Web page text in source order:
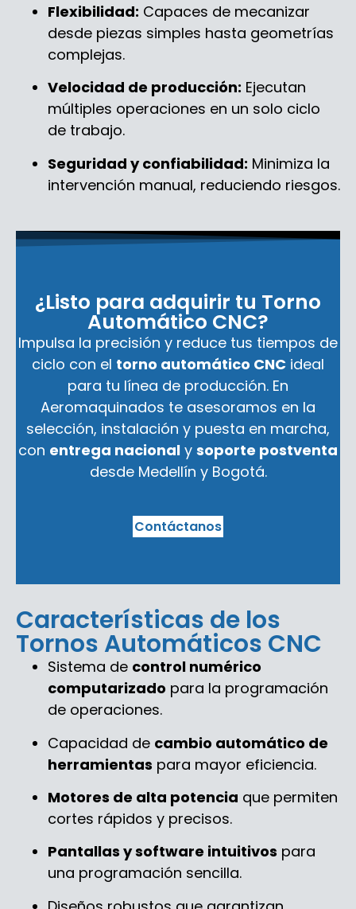
Flexibilidad: Capaces de mecanizar
desde piezas simples hasta geometrías
complejas.
Velocidad de producción: Ejecutan
múltiples operaciones en un solo ciclo
de trabajo.
Seguridad y confiabilidad: Minimiza la
intervención manual, reduciendo riesgos.
¿Listo para adquirir tu Torno
Automático CNC?
Impulsa la precisión y reduce tus tiempos de
ciclo con el torno automático CNC ideal
para tu línea de producción. En
Aeromaquinados te asesoramos en la
selección, instalación y puesta en marcha,
con entrega nacional y soporte postventa
desde Medellín y Bogotá.
Contáctanos
Características de los
Tornos Automáticos CNC
Sistema de control numérico
computarizado para la programación
de operaciones.
Capacidad de cambio automático de
herramientas para mayor eficiencia.
Motores de alta potencia que permiten
cortes rápidos y precisos.
Pantallas y software intuitivos para
una programación sencilla.